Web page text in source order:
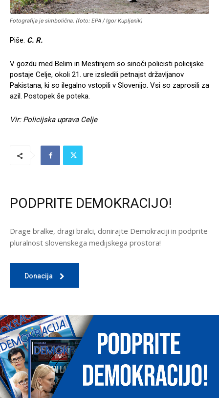
Fotografija je simbolična. (foto: EPA / Igor Kupljenik)
Piše: C. R.
V gozdu med Belim in Mestinjem so sinoči policisti policijske
postaje Celje, okoli 21. ure izsledili petnajst državljanov
Pakistana, ki so ilegalno vstopili v Slovenijo. Vsi so zaprosili za
azil. Postopek še poteka.
Vir: Policijska uprava Celje
PODPRITE DEMOKRACIJO!
Drage bralke, dragi bralci, donirajte Demokraciji in podprite
pluralnost slovenskega medijskega prostora!
Donacija